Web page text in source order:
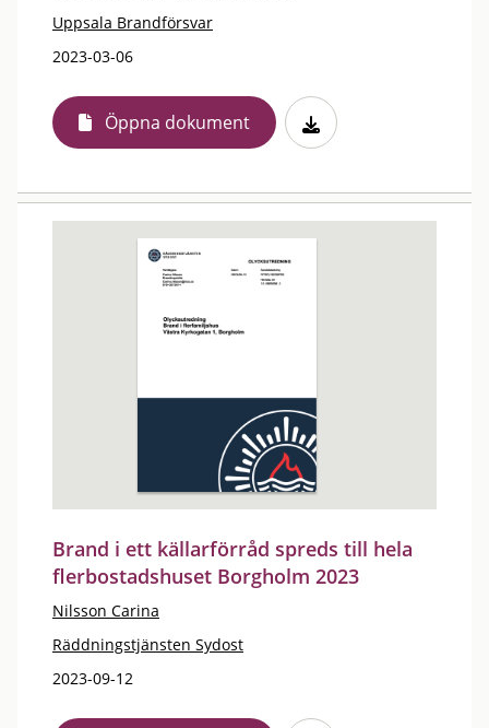
Uppsala Brandförsvar
2023-03-06
Öppna dokument
Brand i ett källarförråd spreds till hela
flerbostadshuset Borgholm 2023
Nilsson Carina
Räddningstjänsten Sydost
2023-09-12